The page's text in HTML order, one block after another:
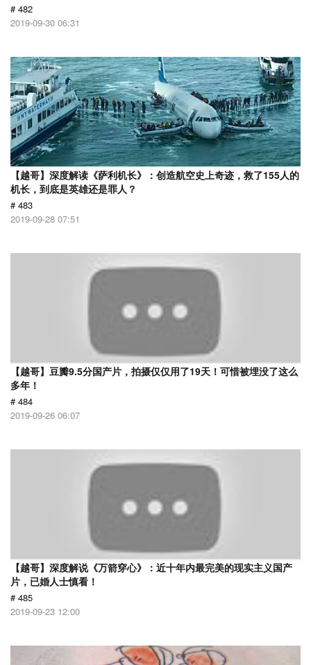
# 482
2019-09-30 06:31
【越哥】深度解读《萨利机长》：创造航空史上奇迹，救了155人的
机长，到底是英雄还是罪人？
# 483
2019-09-28 07:51
【越哥】豆瓣9.5分国产片，拍摄仅仅用了19天！可惜被埋没了这么
多年！
# 484
2019-09-26 06:07
【越哥】深度解说《万箭穿心》：近十年内最完美的现实主义国产
片，已婚人士慎看！
# 485
2019-09-23 12:00